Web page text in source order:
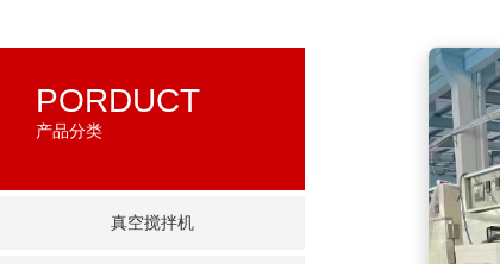
PORDUCT
产品分类
真空搅拌机